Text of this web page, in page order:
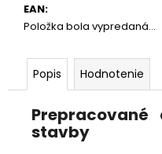
EAN:
Položka bola vypredaná…
Popis Hodnotenie
stavby